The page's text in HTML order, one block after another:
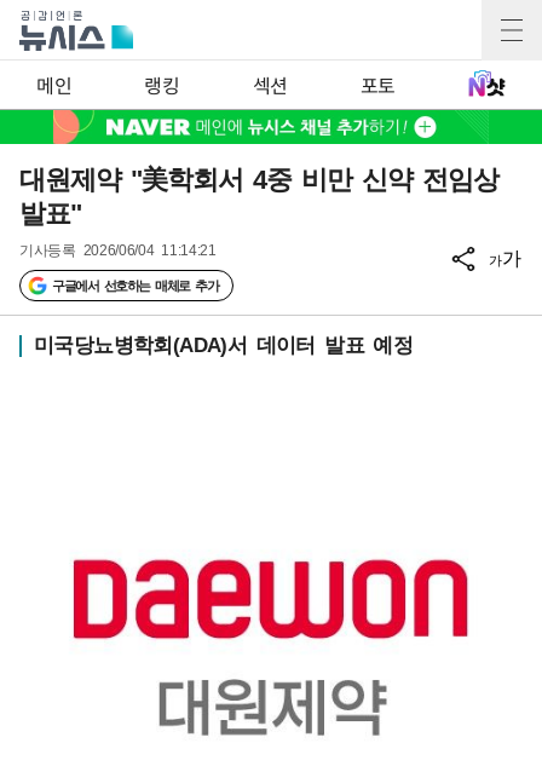
메인 랭킹 섹션 포토
대원제약 "美학회서 4중 비만 신약 전임상
발표"
기사등록 2026/06/04 11:14:21
구글에서 선호하는 매체로 추가
가가
미국당뇨병학회(ADA)서 데이터 발표 예정